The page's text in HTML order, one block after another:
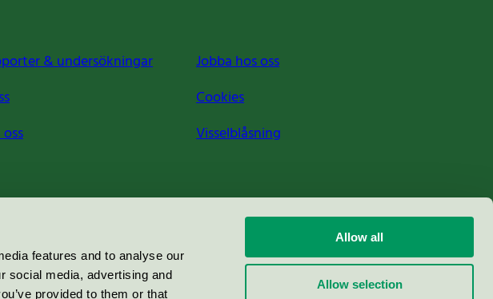
features and to analyse our
social media, advertising and
provided to them or that
Allow all
Allow selection
& undersökningar
Jobba hos oss
Cookies
Visselblåsning